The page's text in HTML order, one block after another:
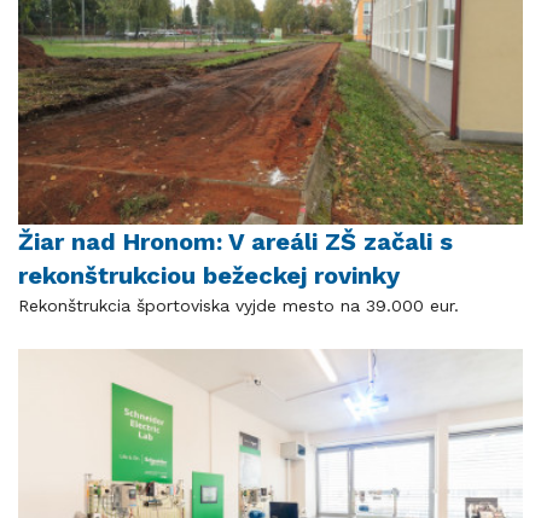
Žiar nad Hronom: V areáli ZŠ začali s
rekonštrukciou bežeckej rovinky
Rekonštrukcia športoviska vyjde mesto na 39.000 eur.